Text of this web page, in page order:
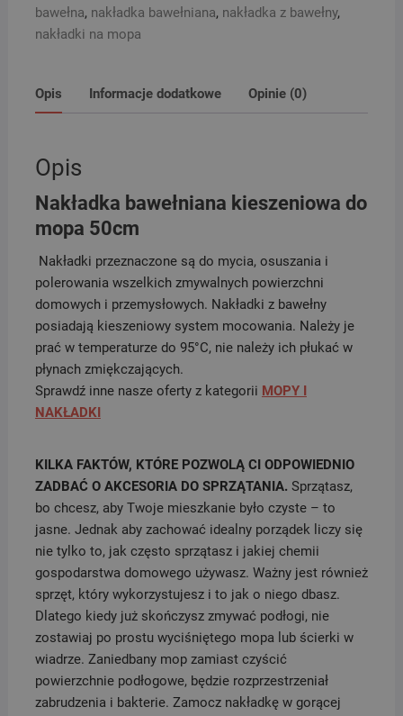
bawełna, nakładka bawełniana, nakładka z bawełny,
nakładki na mopa
Opis Informacje dodatkowe Opinie (0)
Opis
Nakładka bawełniana kieszeniowa do
mopa 50cm
Nakładki przeznaczone są do mycia, osuszania i
polerowania wszelkich zmywalnych powierzchni
domowych i przemysłowych. Nakładki z bawełny
posiadają kieszeniowy system mocowania. Należy je
prać w temperaturze do 95°C, nie należy ich płukać w
płynach zmiękczających.
Sprawdź inne nasze oferty z kategorii MOPY I
NAKŁADKI
KILKA FAKTÓW, KTÓRE POZWOLĄ CI ODPOWIEDNIO
ZADBAĆ O AKCESORIA DO SPRZĄTANIA. Sprzątasz,
bo chcesz, aby Twoje mieszkanie było czyste – to
jasne. Jednak aby zachować idealny porządek liczy się
nie tylko to, jak często sprzątasz i jakiej chemii
gospodarstwa domowego używasz. Ważny jest również
sprzęt, który wykorzystujesz i to jak o niego dbasz.
Dlatego kiedy już skończysz zmywać podłogi, nie
zostawiaj po prostu wyciśniętego mopa lub ścierki w
wiadrze. Zaniedbany mop zamiast czyścić
powierzchnie podłogowe, będzie rozprzestrzeniał
zabrudzenia i bakterie. Zamocz nakładkę w gorącej